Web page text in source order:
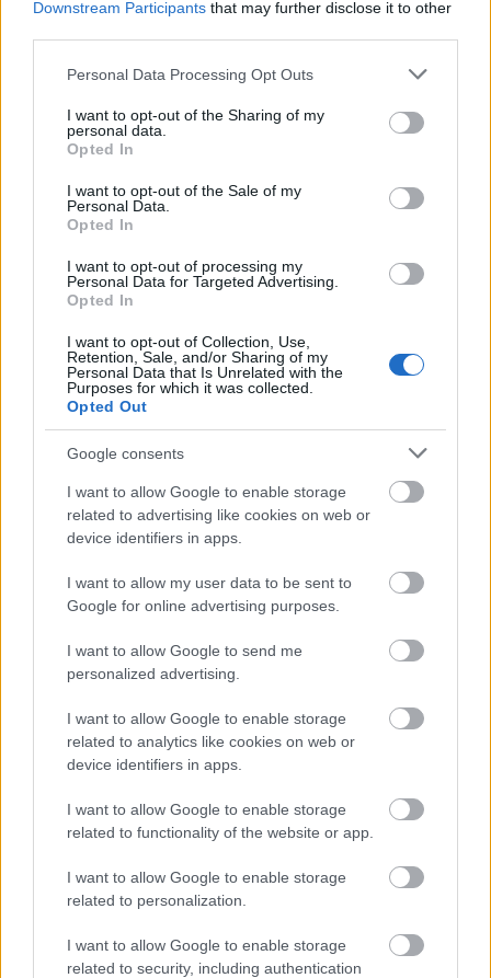
Downstream Participants that may further disclose it to other
Please note that this website/app uses one or more Google
not limited to your visit or usage behaviour. You may click to
grant or deny consent to Google and its third-party tags to
use your data for below specified purposes in below Google
consent section.
Personal Data Processing Opt Outs
I want to opt-out of the Sharing of my
personal data.
Opted In
I want to opt-out of the Sale of my
Personal Data.
Opted In
I want to opt-out of processing my
Personal Data for Targeted Advertising.
Opted In
I want to opt-out of Collection, Use,
Retention, Sale, and/or Sharing of my
Personal Data that Is Unrelated with the
Purposes for which it was collected.
Opted Out
Google consents
I want to allow Google to enable storage
related to advertising like cookies on web or
device identifiers in apps.
I want to allow my user data to be sent to
Google for online advertising purposes.
I want to allow Google to send me
personalized advertising.
I want to allow Google to enable storage
related to analytics like cookies on web or
device identifiers in apps.
I want to allow Google to enable storage
related to functionality of the website or app.
I want to allow Google to enable storage
related to personalization.
I want to allow Google to enable storage
related to security, including authentication